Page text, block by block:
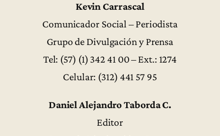
Kevin Carrascal
Comunicador Social – Periodista
Grupo de Divulgación y Prensa
Tel: (57) (1) 342 41 00 – Ext.: 1274
Celular: (312) 441 57 95
Daniel Alejandro Taborda C.
Editor